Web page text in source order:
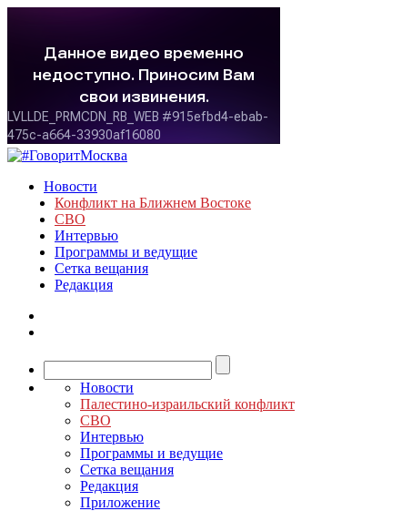
Новости
Конфликт на Ближнем Востоке
СВО
Интервью
Программы и ведущие
Сетка вещания
Редакция
Новости
Палестино-израильский конфликт
СВО
Интервью
Программы и ведущие
Сетка вещания
Редакция
Приложение